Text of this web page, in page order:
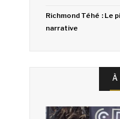
Richmond Téhé : Le
narrative
À